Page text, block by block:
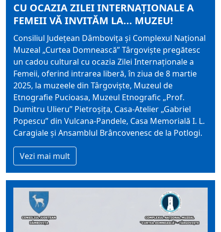
CU OCAZIA ZILEI INTERNAŢIONALE A
FEMEII VĂ INVITĂM LA... MUZEU!
Consiliul Judeţean Dâmboviţa şi Complexul Național
Muzeal „Curtea Domnească” Târgovişte pregătesc
un cadou cultural cu ocazia Zilei Internaţionale a
Femeii, oferind intrarea liberă, în ziua de 8 martie
2025, la muzeele din Târgovişte, Muzeul de
Etnografie Pucioasa, Muzeul Etnografic „Prof.
Dumitru Ulieru” Pietroșița, Casa-Atelier „Gabriel
Popescu” din Vulcana-Pandele, Casa Memorială I. L.
Caragiale și Ansamblul Brâncovenesc de la Potlogi.
Vezi mai mult